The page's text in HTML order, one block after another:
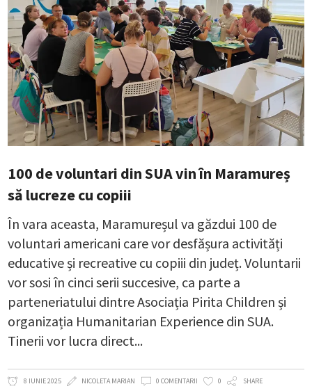
100 de voluntari din SUA vin în Maramureș
să lucreze cu copiii
În vara aceasta, Maramureșul va găzdui 100 de
voluntari americani care vor desfășura activități
educative și recreative cu copiii din județ. Voluntarii
vor sosi în cinci serii succesive, ca parte a
parteneriatului dintre Asociația Pirita Children și
organizația Humanitarian Experience din SUA.
Tinerii vor lucra direct
8 IUNIE 2025 NICOLETA MARIAN 0 COMENTARII 0 SHARE